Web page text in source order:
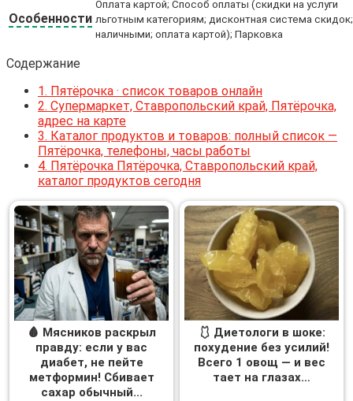
Особенности
Оплата картой; Способ оплаты (скидки на услуги
льготным категориям; дисконтная система скидок;
наличными; оплата картой); Парковка
Содержание
1. Пятёрочка · список товаров онлайн
2. Супермаркет, Ставропольский край, Пятёрочка,
адрес на карте
3. Каталог продуктов и товаров: полный список —
Пятёрочка, телефоны, часы работы
4. Пятёрочка Пятёрочка, Ставропольский край,
каталог продуктов сегодня
🩸 Мясников раскрыл
правду: если у вас
диабет, не пейте
метформин! Сбивает
сахар обычный...
🩱 Диетологи в шоке:
похудение без усилий!
Всего 1 овощ — и вес
тает на глазах…